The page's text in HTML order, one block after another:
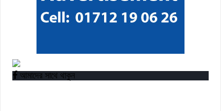
আমাদের সাথে থাকুন